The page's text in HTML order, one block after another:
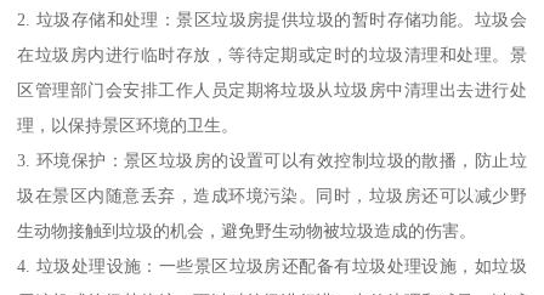
2. 垃圾存储和处理：景区垃圾房提供垃圾的暂时存储功能。垃圾会
在垃圾房内进行临时存放，等待定期或定时的垃圾清理和处理。景
区管理部门会安排工作人员定期将垃圾从垃圾房中清理出去进行处
理，以保持景区环境的卫生。
3. 环境保护：景区垃圾房的设置可以有效控制垃圾的散播，防止垃
圾在景区内随意丢弃，造成环境污染。同时，垃圾房还可以减少野
生动物接触到垃圾的机会，避免野生动物被垃圾造成的伤害。
4. 垃圾处理设施：一些景区垃圾房还配备有垃圾处理设施，如垃圾